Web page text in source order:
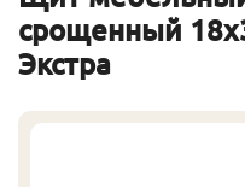
срощенный
Экстра